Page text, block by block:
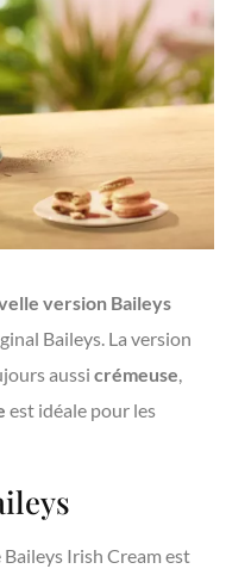
version Baileys
Baileys. La version
aussi crémeuse
est idéale pour les
Irish Cream est